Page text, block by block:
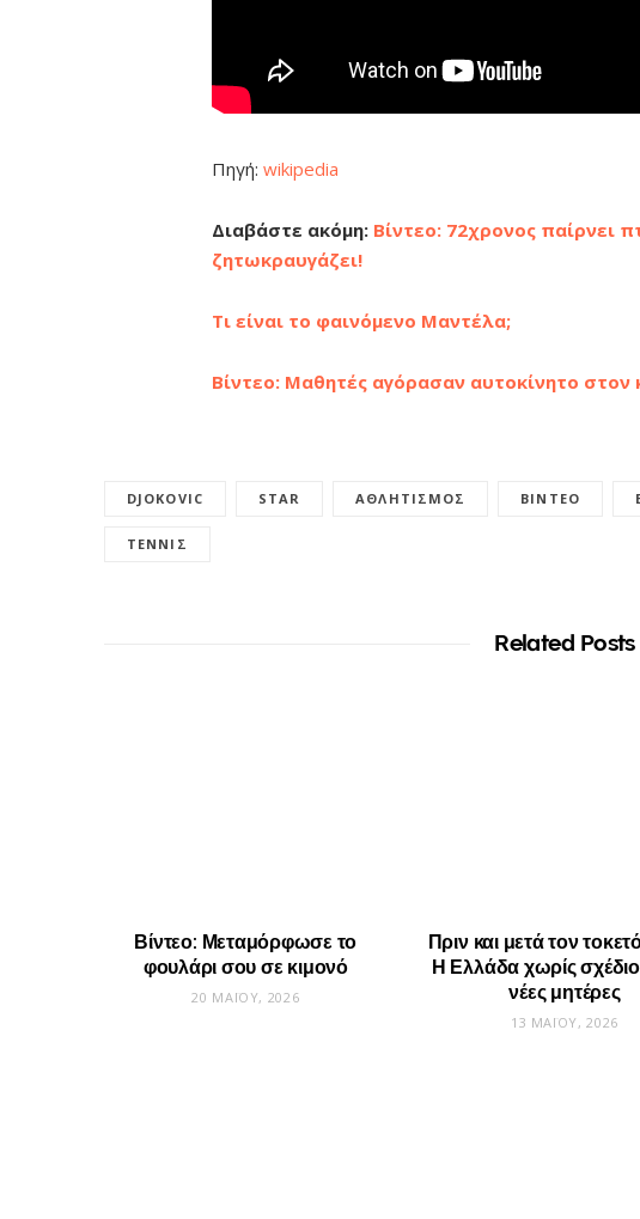
Πηγή: wikipedia
Διαβάστε ακόμη: Βίντεο: 72χρονος παίρνει
ζητωκραυγάζει!
Τι είναι το φαινόμενο Μαντέλα;
Βίντεο: Μαθητές αγόρασαν αυτοκίνητο στον
DJOKOVIC STAR ΑΘΛΗΤΙΣΜΌΣ ΒΊΝΤΕΟ
ΤΈΝΝΙΣ
Related Posts
Βίντεο: Μεταμόρφωσε το
φουλάρι σου σε κιμονό
20 ΜΑΪ́ΟΥ, 2026
Πριν και μετά τον
Η Ελλάδα χωρίς σχέδιο
νέες μητέρες
13 ΜΑΪ́ΟΥ, 2026